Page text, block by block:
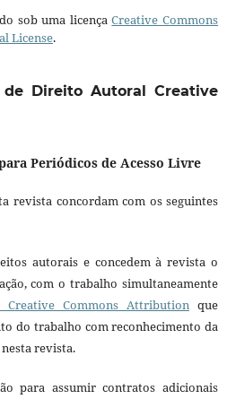
sob uma licençaCreative Commons
License.
Direito Autoral Creative
Periódicos de Acesso Livre
revista concordam com os seguintes
autorais e concedem à revista o
com o trabalho simultaneamente
Creative Commons Attributionque
do trabalho com reconhecimento da
revista.
para assumir contratos adicionais